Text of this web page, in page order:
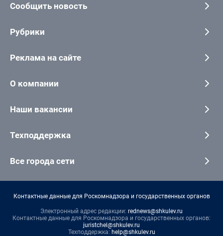
Сообщить новость
Рубрики
Реклама на сайте
О компании
Наши вакансии
Техподдержка
Все города сети
Контактные данные для Роскомнадзора и государственных органов
Электронный адрес редакции: rednews@shkulev.ru
Контактные данные для Роскомнадзора и государственных органов:
juristchel@shkulev.ru
Техподдержка: help@shkulev.ru